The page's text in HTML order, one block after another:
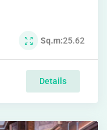
Sq.m 25.62
Details